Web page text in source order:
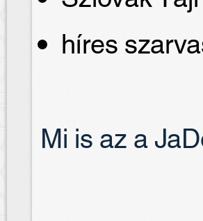
híres
Mi is az a